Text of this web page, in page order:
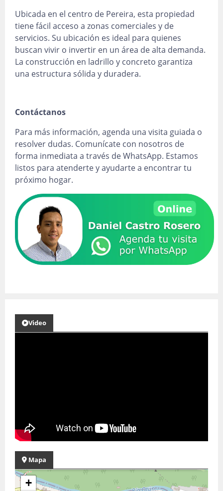
Ubicada en el centro de Pereira, esta propiedad
tiene fácil acceso a zonas comerciales y de
servicios. Su ubicación es ideal para quienes
buscan vivir o invertir en un área de alta demanda.
La construcción en ladrillo y concreto garantiza
una estructura sólida y duradera.
Contáctanos
Para más información, agenda una visita guiada o
resolver dudas. Comunícate con nosotros de
forma inmediata a través de WhatsApp. Estamos
listos para atenderte y ayudarte a encontrar tu
próximo hogar.
Video
Mapa
+